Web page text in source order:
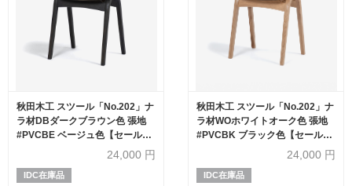
秋田木工 スツール「No.202」ナ
ラ材DBダークブラウン色 張地
#PVCBE ベージュ色【セール対
象品のため20%OFF】24,000 円
IDC在庫品
秋田木工 スツール「No.202」ナ
ラ材WOホワイトオーク色 張地
#PVCBK ブラック色【セール対
象品のため20%OFF】24,000 円
IDC在庫品